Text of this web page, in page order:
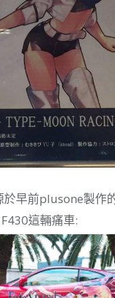
早前plusone製作
這輛痛車: